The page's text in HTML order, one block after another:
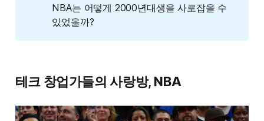
NBA는 어떻게 2000년대생을 사로잡을 수
있었을까?
테크 창업가들의 사랑방, NBA